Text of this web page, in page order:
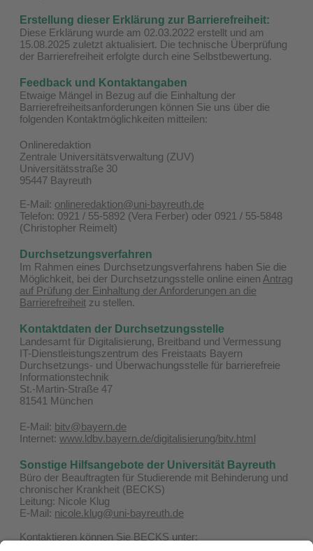
Erstellung dieser Erklärung zur Barrierefreiheit:
Diese Erklärung wurde am 02.03.2022 erstellt und am
15.08.2025 zuletzt aktualisiert. Die technische Überprüfung
der Barrierefreiheit erfolgte durch eine Selbstbewertung.
Feedback und Kontaktangaben
Etwaige Mängel in Bezug auf die Einhaltung der
Barrierefreiheitsanforderungen können Sie uns über die
folgenden Kontaktmöglichkeiten mitteilen:
Onlineredaktion
Zentrale Universitätsverwaltung (ZUV)
Universitätsstraße 30
95447 Bayreuth
E-Mail: onlineredaktion@uni-bayreuth.de
Telefon: 0921 / 55-5892 (Vera Ferber) oder 0921 / 55-5848
(Christopher Reimelt)
Durchsetzungsverfahren
Im Rahmen eines Durchsetzungsverfahrens haben Sie die
Möglichkeit, bei der Durchsetzungsstelle online einen Antrag
auf Prüfung der Einhaltung der Anforderungen an die
Barrierefreiheit zu stellen.
Kontaktdaten der Durchsetzungsstelle
Landesamt für Digitalisierung, Breitband und Vermessung
IT-Dienstleistungszentrum des Freistaats Bayern
Durchsetzungs- und Überwachungsstelle für barrierefreie
Informationstechnik
St.-Martin-Straße 47
81541 München
E-Mail: bitv@bayern.de
Internet: www.ldbv.bayern.de/digitalisierung/bitv.html
Sonstige Hilfsangebote der Universität Bayreuth
Büro der Beauftragten für Studierende mit Behinderung und
chronischer Krankheit (BECKS)
Leitung: Nicole Klug
E-Mail: nicole.klug@uni-bayreuth.de
Kontaktieren können Sie BECKS unter: